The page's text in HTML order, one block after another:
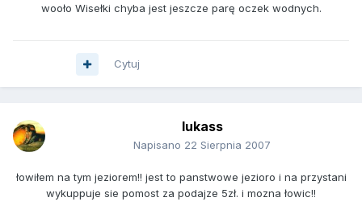
wooło Wisełki chyba jest jeszcze parę oczek wodnych.
Cytuj
lukass
Napisano 22 Sierpnia 2007
łowiłem na tym jeziorem!! jest to panstwowe jezioro i na przystani
wykuppuje sie pomost za podajze 5zł. i mozna łowic!!